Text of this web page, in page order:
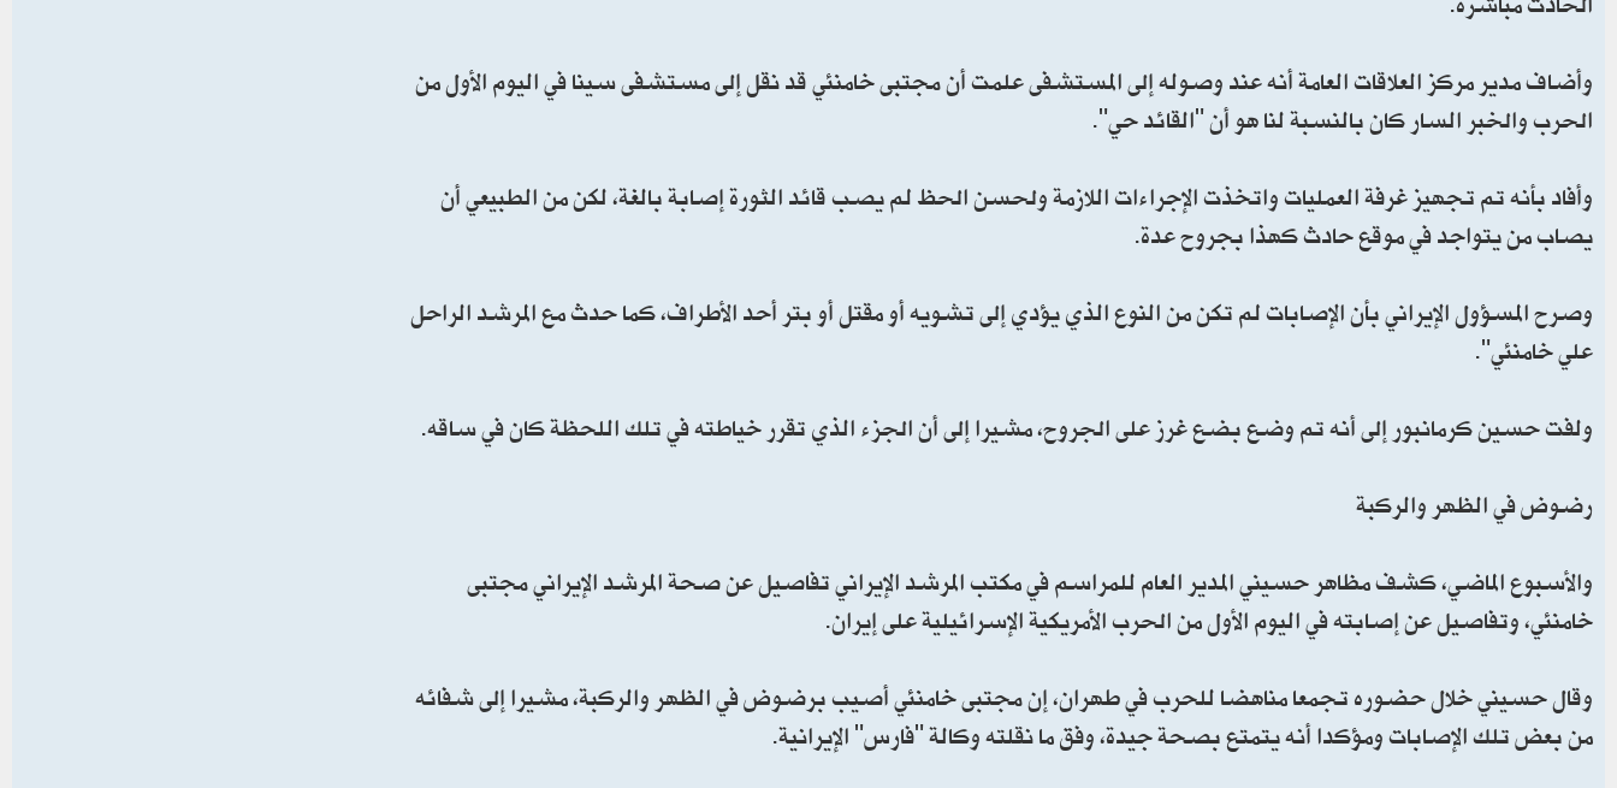
وأضاف مدیر مرکز العلاقات العامة أنه عند وصوله إلى المستشفى علمت أن مجتبى خامنئي قد نقل إلى مستشفى سینا في الیوم الأول من
الحرب والخبر السار كان بالنسبة لنا هو أن "القائد حي".
وأفاد بأنه تم تجهيز غرفة العمليات واتخذت الإجراءات اللازمة ولحسن الحظ لم يصب قائد الثورة إصابة بالغة، لكن من الطبيعي أن
يصاب من يتواجد في موقع حادث كهذا بجروح عدة.
وصرح المسؤول الإيراني بأن الإصابات لم تكن من النوع الذي يؤدي إلى تشويه أو مقتل أو بتر أحد الأطراف، كما حدث مع المرشد الراحل
علي خامنئي".
ولفت حسين كرمانبور إلى أنه تم وضع بضع غرز على الجروح، مشيرا إلى أن الجزء الذي تقرر خياطته في تلك اللحظة كان في ساقه.
رضوض في الظهر والركبة
والأسبوع الماضي، كشف مظاهر حسيني المدير العام للمراسم في مكتب المرشد الإيراني تفاصيل عن صحة المرشد الإيراني مجتبى
خامنئي، وتفاصيل عن إصابته في اليوم الأول من الحرب الأمريكية الإسرائيلية على إيران.
وقال حسيني خلال حضوره تجمعا مناهضا للحرب في طهران، إن مجتبى خامنئي أصيب برضوض في الظهر والركبة، مشيرا إلى شفائه
من بعض تلك الإصابات ومؤكدا أنه يتمتع بصحة جيدة، وفق ما نقلته وكالة "فارس" الإيرانية.